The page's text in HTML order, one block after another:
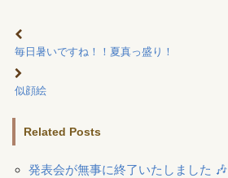
毎日暑いですね！！夏真っ盛り！
似顔絵
Related Posts
発表会が無事に終了いたしました 🎶